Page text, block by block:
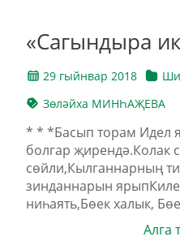
«Сагындыра
29 гыйнвар 2018
Зөләйха МИНҺАҖЕВА
* * *Басып торам Идел
болгар җирендә.Колак
сөйли,Кылганнарның
зинданнарын
ниһаять,Бөек халык,
Алга